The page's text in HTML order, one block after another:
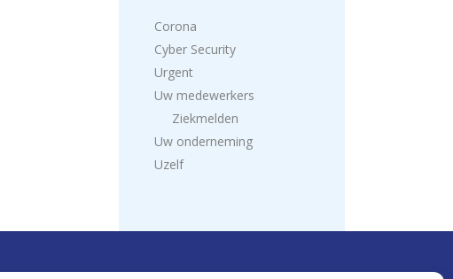
Corona
Cyber Security
Urgent
Uw medewerkers
Ziekmelden
Uw onderneming
Uzelf